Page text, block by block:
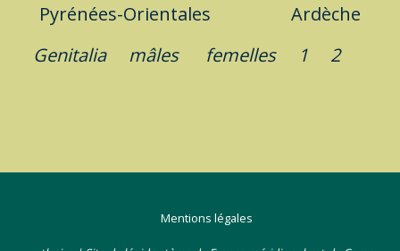
Pyrénées-Orientales
Ardèche
Genitalia mâles femelles 1 2
Mentions légales